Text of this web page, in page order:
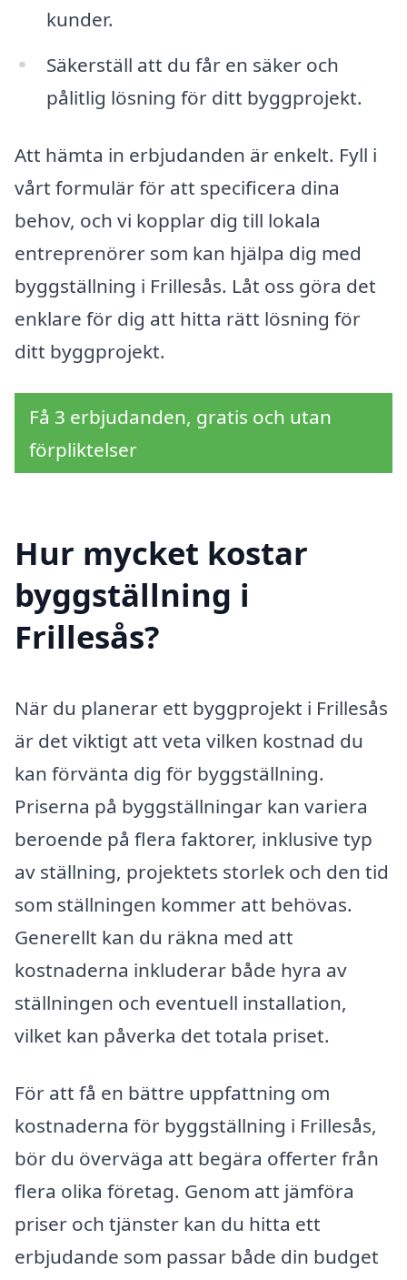
kunder.
Säkerställ att du får en säker och
pålitlig lösning för ditt byggprojekt.
Att hämta in erbjudanden är enkelt. Fyll i
vårt formulär för att specificera dina
behov, och vi kopplar dig till lokala
entreprenörer som kan hjälpa dig med
byggställning i Frillesås. Låt oss göra det
enklare för dig att hitta rätt lösning för
ditt byggprojekt.
Få 3 erbjudanden, gratis och utan
förpliktelser
Hur mycket kostar
byggställning i
Frillesås?
När du planerar ett byggprojekt i Frillesås
är det viktigt att veta vilken kostnad du
kan förvänta dig för byggställning.
Priserna på byggställningar kan variera
beroende på flera faktorer, inklusive typ
av ställning, projektets storlek och den tid
som ställningen kommer att behövas.
Generellt kan du räkna med att
kostnaderna inkluderar både hyra av
ställningen och eventuell installation,
vilket kan påverka det totala priset.
För att få en bättre uppfattning om
kostnaderna för byggställning i Frillesås,
bör du överväga att begära offerter från
flera olika företag. Genom att jämföra
priser och tjänster kan du hitta ett
erbjudande som passar både din budget